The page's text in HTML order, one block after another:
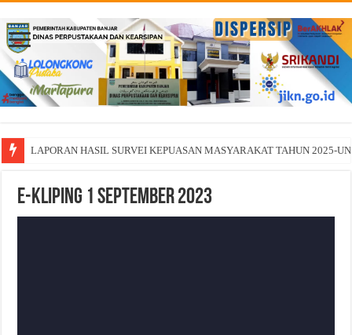
LAPORAN HASIL SURVEI KEPUASAN MASYARAKAT TAHUN 2025-
E-Kliping 1 September 2023